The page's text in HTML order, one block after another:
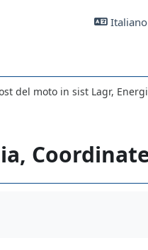
del moto in sist Lagr,